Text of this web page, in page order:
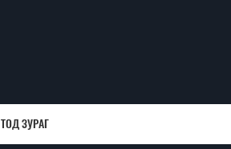
ТОД ЗУРАГ